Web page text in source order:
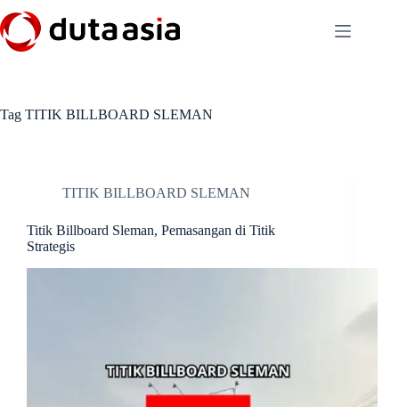
to
content
Tag TITIK BILLBOARD SLEMAN
TITIK BILLBOARD SLEMAN
Titik Billboard Sleman, Pemasangan di Titik
Strategis